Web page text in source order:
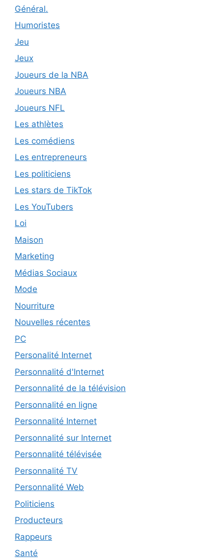
Général.
Humoristes
Jeu
Jeux
Joueurs de la NBA
Joueurs NBA
Joueurs NFL
Les athlètes
Les comédiens
Les entrepreneurs
Les politiciens
Les stars de TikTok
Les YouTubers
Loi
Maison
Marketing
Médias Sociaux
Mode
Nourriture
Nouvelles récentes
PC
Personalité Internet
Personnalité d'Internet
Personnalité de la télévision
Personnalité en ligne
Personnalité Internet
Personnalité sur Internet
Personnalité télévisée
Personnalité TV
Personnalité Web
Politiciens
Producteurs
Rappeurs
Santé